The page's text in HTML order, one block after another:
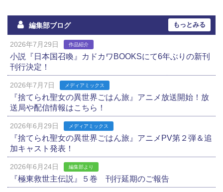
編集部ブログ もっとみる
2026年7月29日 作品紹介
小説『日本国召喚』カドカワBOOKSにて6年ぶりの新刊
刊行決定！
2026年7月7日 メディアミックス
『捨てられ聖女の異世界ごはん旅』アニメ放送開始！放
送局や配信情報はこちら！
2026年6月29日 メディアミックス
『捨てられ聖女の異世界ごはん旅』アニメPV第２弾＆追
加キャスト発表！
2026年6月24日 編集部より
『極東救世主伝説』５巻 刊行延期のご報告